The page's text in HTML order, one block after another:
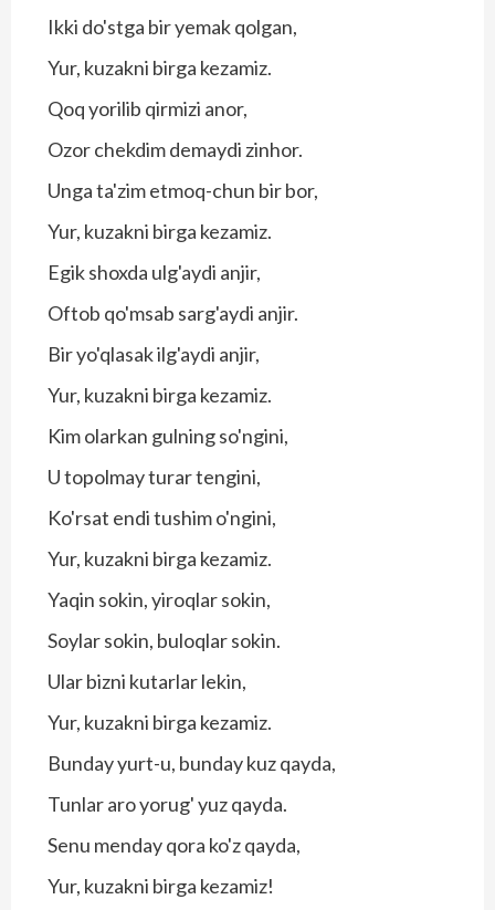
Ikki do'stga bir yemak qolgan,
Yur, kuzakni birga kezamiz.
Qoq yorilib qirmizi anor,
Ozor chekdim demaydi zinhor.
Unga ta'zim etmoq-chun bir bor,
Yur, kuzakni birga kezamiz.
Egik shoxda ulg'aydi anjir,
Oftob qo'msab sarg'aydi anjir.
Bir yo'qlasak ilg'aydi anjir,
Yur, kuzakni birga kezamiz.
Kim olarkan gulning so'ngini,
U topolmay turar tengini,
Ko'rsat endi tushim o'ngini,
Yur, kuzakni birga kezamiz.
Yaqin sokin, yiroqlar sokin,
Soylar sokin, buloqlar sokin.
Ular bizni kutarlar lekin,
Yur, kuzakni birga kezamiz.
Bunday yurt-u, bunday kuz qayda,
Tunlar aro yorug' yuz qayda.
Senu menday qora ko'z qayda,
Yur, kuzakni birga kezamiz!